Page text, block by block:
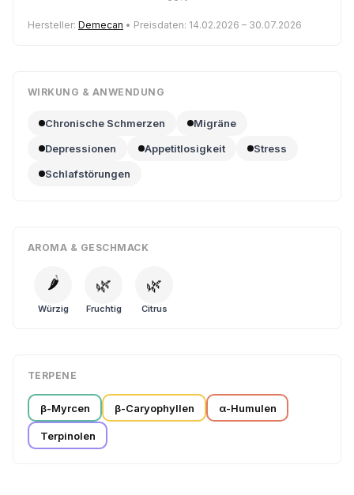
Hersteller: Demecan • Preisdaten: 14.02.2026 – 30.07.2026
WIRKUNG & ANWENDUNG
Chronische Schmerzen
Migräne
Depressionen
Appetitlosigkeit
Stress
Schlafstörungen
AROMA & GESCHMACK
🌶️
Würzig
🌿
Fruchtig
🌿
Citrus
TERPENE
β-Myrcen β-Caryophyllen α-Humulen
Terpinolen